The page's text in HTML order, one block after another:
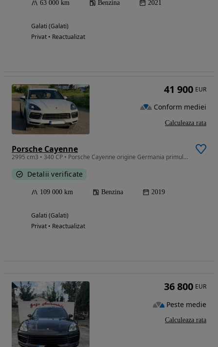
63 000 km Benzina 2021
Galati (Galati)
Privat • Reactualizat
Porsche Cayenne
2995 cm3 • 340 CP • Porsche Cayenne origine Germania primul proprietar RO
Detalii verificate
109 000 km Benzina 2019
Galati (Galati)
Privat • Reactualizat
41 900 EUR
Conform mediei
Calculeaza rata
36 800 EUR
Peste medie
Calculeaza rata